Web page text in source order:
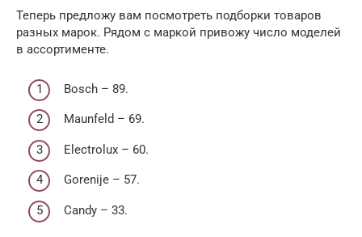
Теперь предложу вам посмотреть подборки товаров
разных марок. Рядом с маркой привожу число моделей
в ассортименте.
Bosch – 89.
Maunfeld – 69.
Electrolux – 60.
Gorenije – 57.
Candy – 33.